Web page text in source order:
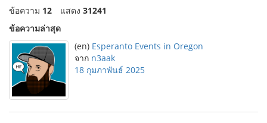
ข้อความ 12 แสดง 31241
ข้อความล่าสุด
(en) Esperanto Events in Oregon
จาก n3aak
18 กุมภาพันธ์ 2025